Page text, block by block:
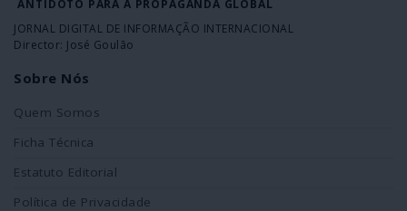
ANTÍDOTO PARA A PROPAGANDA GLOBAL
JORNAL DIGITAL DE INFORMAÇÃO INTERNACIONAL
Director: José Goulão
Sobre Nós
Quem Somos
Ficha Técnica
Estatuto Editorial
Política de Privacidade